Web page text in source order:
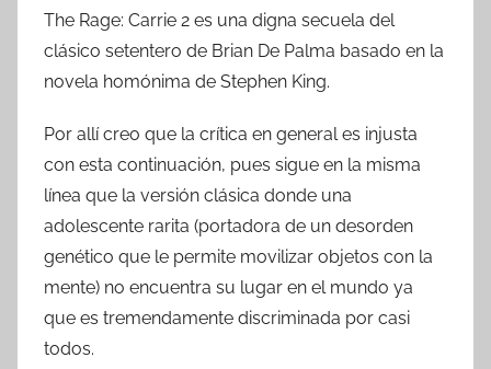
The Rage: Carrie 2 es una digna secuela del
clásico setentero de Brian De Palma basado en la
novela homónima de Stephen King.
Por allí creo que la crítica en general es injusta
con esta continuación, pues sigue en la misma
línea que la versión clásica donde una
adolescente rarita (portadora de un desorden
genético que le permite movilizar objetos con la
mente) no encuentra su lugar en el mundo ya
que es tremendamente discriminada por casi
todos.